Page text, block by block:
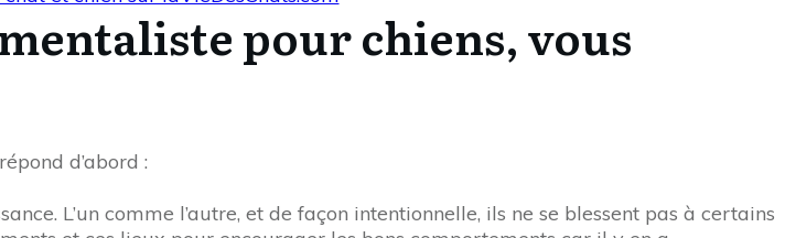
pour chiens, vous
d’abord :
L’un comme l’autre, et de façon intentionnelle, ils ne se blessent pas à certains